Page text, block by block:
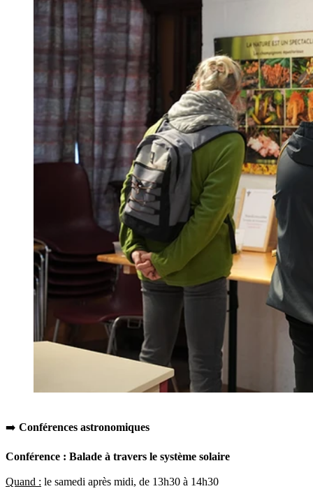
➡️ Conférences astronomiques
Conférence : Balade à travers le système solaire
Quand : le samedi après midi, de 13h30 à 14h30